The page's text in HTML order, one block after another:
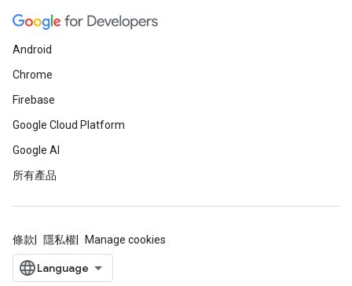
Android
Chrome
Firebase
Google Cloud Platform
Google AI
所有產品
條款 隱私權 Manage cookies